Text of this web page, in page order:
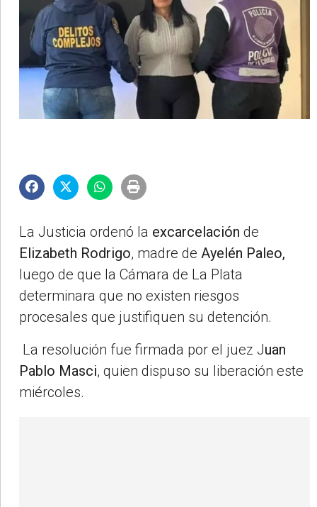
©2007/2026
La Justicia ordenó la excarcelación de
Elizabeth Rodrigo, madre de Ayelén Paleo,
luego de que la Cámara de La Plata
determinara que no existen riesgos
procesales que justifiquen su detención.
La resolución fue firmada por el juez Juan
Pablo Masci, quien dispuso su liberación este
miércoles.